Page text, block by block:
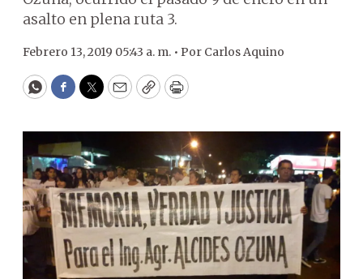
asalto en plena ruta 3.
Febrero 13, 2019 05:43 a. m. • Por Carlos Aquino
WhatsApp
Facebook
Twitter
EmailCopyPrint